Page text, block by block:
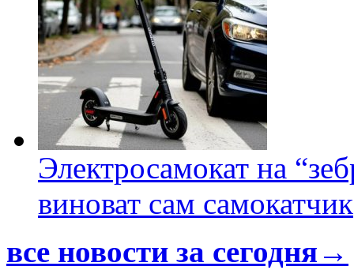
Электросамокат на
виноват сам самокатчик
все новости за сегодня→